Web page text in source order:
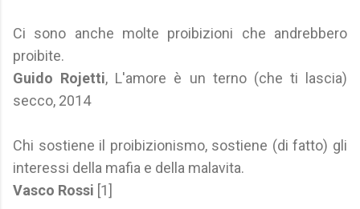
Ci sono anche molte proibizioni che andrebbero
proibite.
Guido Rojetti, L'amore è un terno (che ti lascia)
secco, 2014
Chi sostiene il proibizionismo, sostiene (di fatto) gli
interessi della mafia e della malavita.
Vasco Rossi [1]